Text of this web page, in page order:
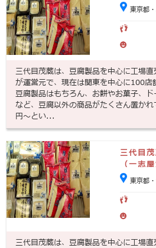
東京都
三代目茂蔵は、豆腐製品を中心に工場
が運営元で、現在は関東を中心に100店
豆腐製品はもちろん、お餅やお菓子、
など、豆腐以外の商品がたくさん置か
円～とい...
三代目
（一志
東京都
三代目茂蔵は、豆腐製品を中心に工場